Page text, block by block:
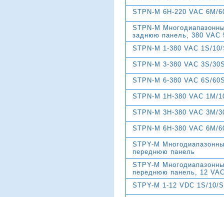
STPN-M 6H-220 VAC 6M/
STPN-M
заднюю панель, 380 VAC
STPN-M 1-380 VAC 1S/
STPN-M 3-380 VAC 3S/
STPN-M 6-380 VAC 6S/
STPN-M 1H-380 VAC 1M/
STPN-M 3H-380 VAC 3M/
STPN-M 6H-380 VAC 6M/
STPY-M
переднюю панель
STPY-M
переднюю панель, 12
STPY-M 1-12 VDC 1S/10/